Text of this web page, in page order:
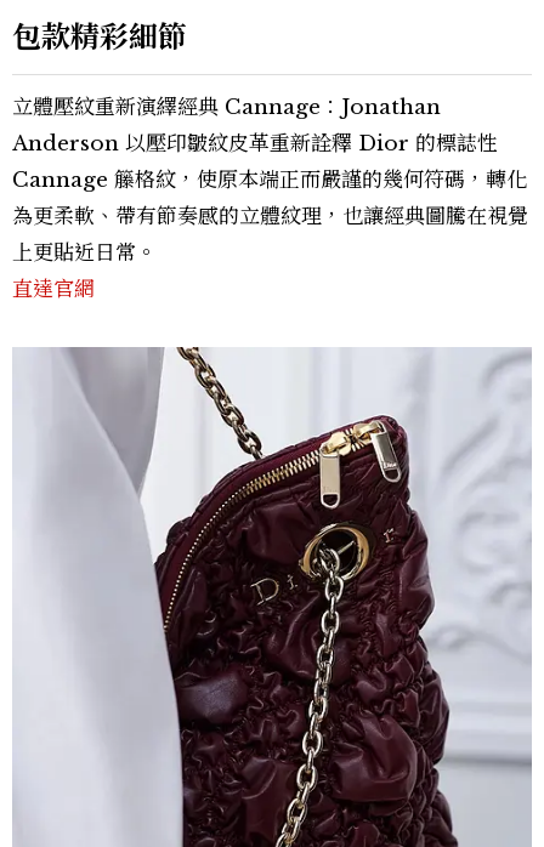
包款精彩細節
立體壓紋重新演繹經典 Cannage：Jonathan
Anderson 以壓印皺紋皮革重新詮釋 Dior 的標誌性
Cannage 籐格紋，使原本端正而嚴謹的幾何符碼，轉化
為更柔軟、帶有節奏感的立體紋理，也讓經典圖騰在視覺
上更貼近日常。
直達官網